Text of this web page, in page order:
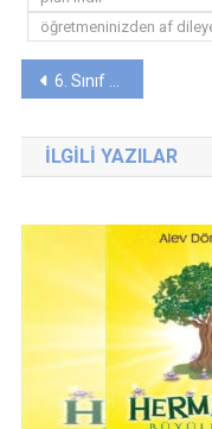
öğretmeninizden af
Yazı
gezinmesi
6. Sınıf “15 TEMMUZ” Metni Günlük Ders Planı (2018-2019)
İLGILI YAZILAR